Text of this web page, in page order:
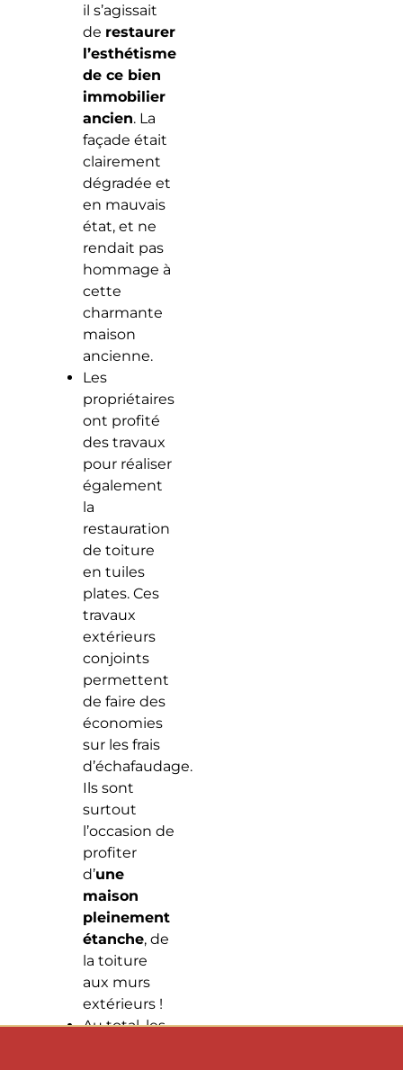
il s’agissait
de restaurer
l’esthétisme
de ce bien
immobilier
ancien. La
façade était
clairement
dégradée et
en mauvais
état, et ne
rendait pas
hommage à
cette
charmante
maison
ancienne.
Les
propriétaires
ont profité
des travaux
pour réaliser
également
la
restauration
de toiture
en tuiles
plates. Ces
travaux
extérieurs
conjoints
permettent
de faire des
économies
sur les frais
d’échafaudage.
Ils sont
surtout
l’occasion de
profiter
d’une
maison
pleinement
étanche, de
la toiture
aux murs
extérieurs !
Au total, les